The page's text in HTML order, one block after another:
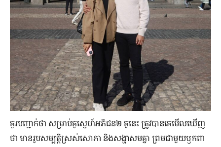
គួរ​បញ្ជាក់​ថា សម្រាប់​គូស្នេហ៍​អភិជន​២ គូ​នេះ ត្រូវ​បាន​គេ​មើល​ឃើញ​
ថា មាន​រូប​សម្បត្តិ​ស្រស់​សោភា និង​សង្ហា​សម​គ្នា ព្រម​ជាមួយ​ឫកពា​